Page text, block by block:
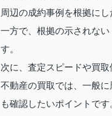
周辺の成約事例を根拠に
一方で、根拠の示されな
す。
次に、査定スピードや買
不動産の買取では、一般
も確認したいポイントです